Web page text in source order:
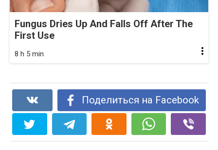
Fungus Dries Up And Falls Off After The
First Use
8 h 5 min
Поделиться на Facebook